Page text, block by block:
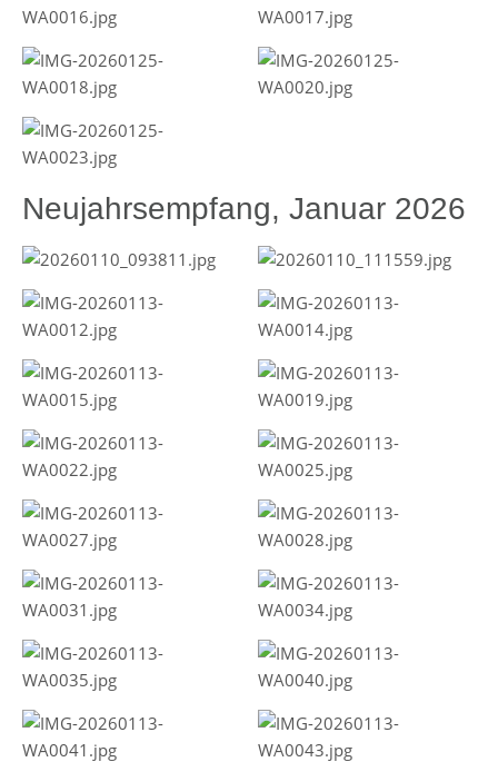
Neujahrsempfang, Januar 2026